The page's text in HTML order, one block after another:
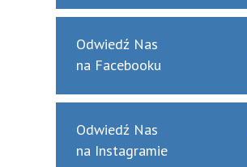
Odwiedź Nas
na Facebooku
Odwiedź Nas
na Instagramie